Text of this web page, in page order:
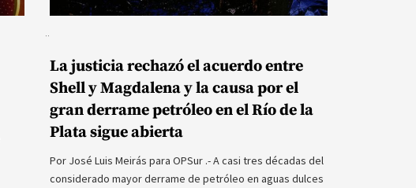
La justicia rechazó el acuerdo entre
Shell y Magdalena y la causa por el
gran derrame petróleo en el Río de la
Plata sigue abierta
Por José Luis Meirás para OPSur .- A casi tres décadas del
considerado mayor derrame de petróleo en aguas dulces